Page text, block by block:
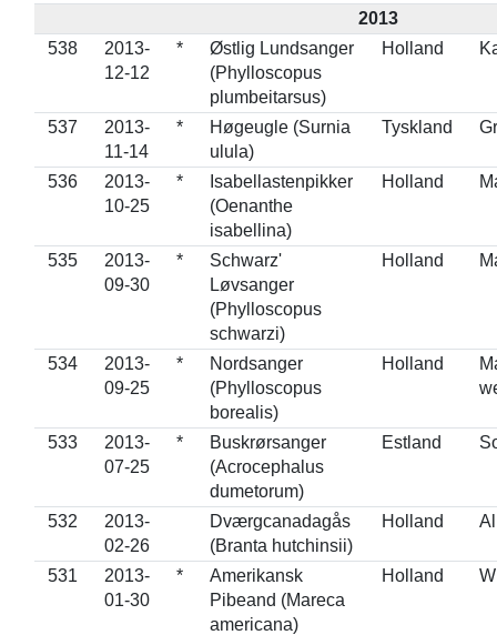
2013
538
2013-
12-12
*
Østlig Lundsanger
(Phylloscopus
plumbeitarsus)
Holland
537
2013-
11-14
*
Høgeugle (Surnia
ulula)
Tyskland
536
2013-
10-25
*
Isabellastenpikker
(Oenanthe
isabellina)
Holland
535
2013-
09-30
*
Schwarz'
Løvsanger
(Phylloscopus
schwarzi)
Holland
534
2013-
09-25
*
Nordsanger
(Phylloscopus
borealis)
Holland
533
2013-
07-25
*
Buskrørsanger
(Acrocephalus
dumetorum)
Estland
532
2013-
02-26
Dværgcanadagås
(Branta hutchinsii)
Holland
531
2013-
01-30
*
Amerikansk
Pibeand (Mareca
americana)
Holland